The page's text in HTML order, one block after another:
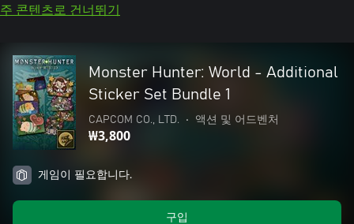
주 콘텐츠로 건너뛰기
Monster Hunter: World - Additional
Sticker Set Bundle 1
CAPCOM CO., LTD. • 액션 및 어드벤처
₩3,800
게임이 필요합니다.
구입